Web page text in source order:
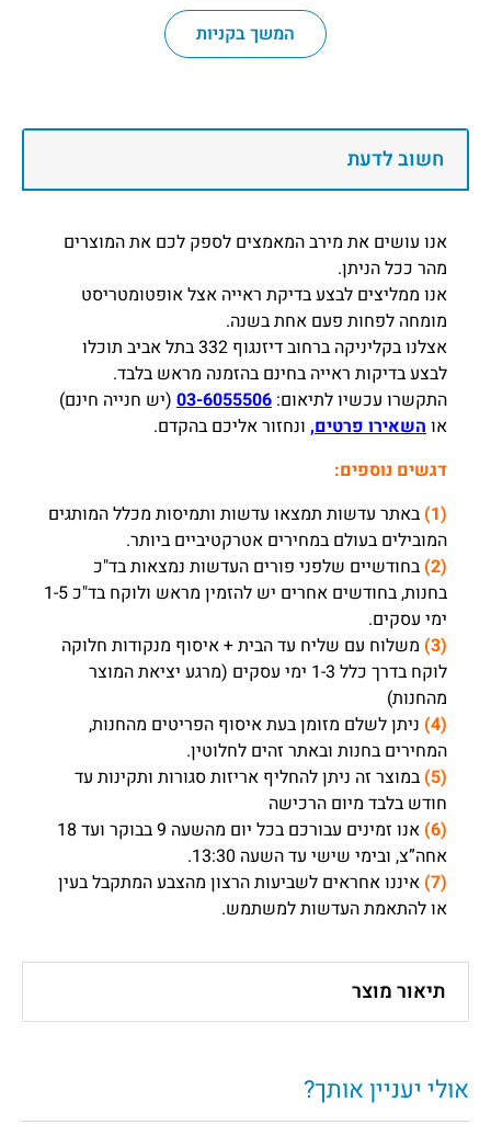
המשך בקניות
חשוב לדעת
אנו עושים את מירב המאמצים לספק לכם את המוצרים
מהר ככל הניתן.
אנו ממליצים לבצע בדיקת ראייה אצל אופטומטריסט
מומחה לפחות פעם אחת בשנה.
אצלנו בקליניקה ברחוב דיזנגוף 332 בתל אביב תוכלו
לבצע בדיקות ראייה בחינם בהזמנה מראש בלבד.
התקשרו עכשיו לתיאום: 03-6055506 (יש חנייה חינם)
אוהשאירו פרטים, ונחזור אליכם בהקדם.
דגשים נוספים:
(1)
באתר עדשות תמצאו עדשות ותמיסות מכלל המותגים
המובילים בעולם במחירים אטרקטיביים ביותר.
(2)
בחודשיים שלפני פורים העדשות נמצאות בד"כ
בחנות, בחודשים אחרים יש להזמין מראש ולוקח בד"כ 1-5
ימי עסקים.
(3)
משלוח עם שליח עד הבית + איסוף מנקודות חלוקה
לוקח בדרך כלל 1-3 ימי עסקים (מרגע יציאת המוצר
מהחנות)
(4)
ניתן לשלם מזומן בעת איסוף הפריטים מהחנות,
המחירים בחנות ובאתר זהים לחלוטין.
(5)
במוצר זה ניתן להחליף אריזות סגורות ותקינות עד
חודש בלבד מיום הרכישה
(6)
אנו זמינים עבורכם בכל יום מהשעה 9 בבוקר ועד 18
אחה”צ, ובימי שישי עד השעה 13:30.
(7)
איננו אחראים לשביעות הרצון מהצבע המתקבל בעין
או להתאמת העדשות למשתמש.
תיאור מוצר
אולי יעניין אותך?